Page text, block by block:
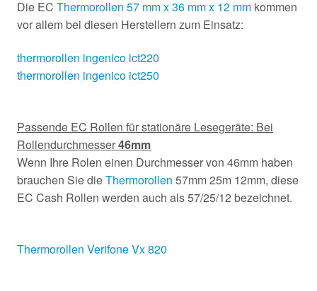
Die EC Thermorollen 57 mm x 36 mm x 12 mm kommen
vor allem bei diesen Herstellern zum Einsatz:
thermorollen ingenico ict220
thermorollen ingenico ict250
Passende EC Rollen für stationäre Lesegeräte: Bei
Rollendurchmesser46mm
Wenn Ihre Rolen einen Durchmesser von 46mm haben
brauchen Sie dieThermorollen 57mm 25m 12mm, diese
EC Cash Rollen werden auch als 57/25/12 bezeichnet.
Thermorollen Verifone Vx 820